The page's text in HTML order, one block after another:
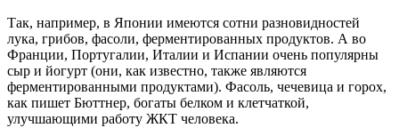
Так, например, в Японии имеются сотни разновидностей
лука, грибов, фасоли, ферментированных продуктов. А во
Франции, Португалии, Италии и Испании очень популярны
сыр и йогурт (они, как известно, также являются
ферментированными продуктами). Фасоль, чечевица и горох,
как пишет Бюттнер, богаты белком и клетчаткой,
улучшающими работу ЖКТ человека.